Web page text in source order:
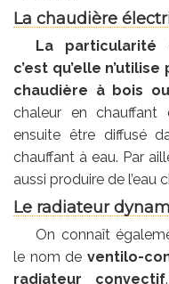
La chaudière
La particularité
c’est qu’elle
chaudière à bois
chaleur en chauffant
ensuite être diffusé
chauffant à eau. Par
aussi produire de l’eau
Le radiateur
On connaît
le nom de ventilo-
radiateur convectif